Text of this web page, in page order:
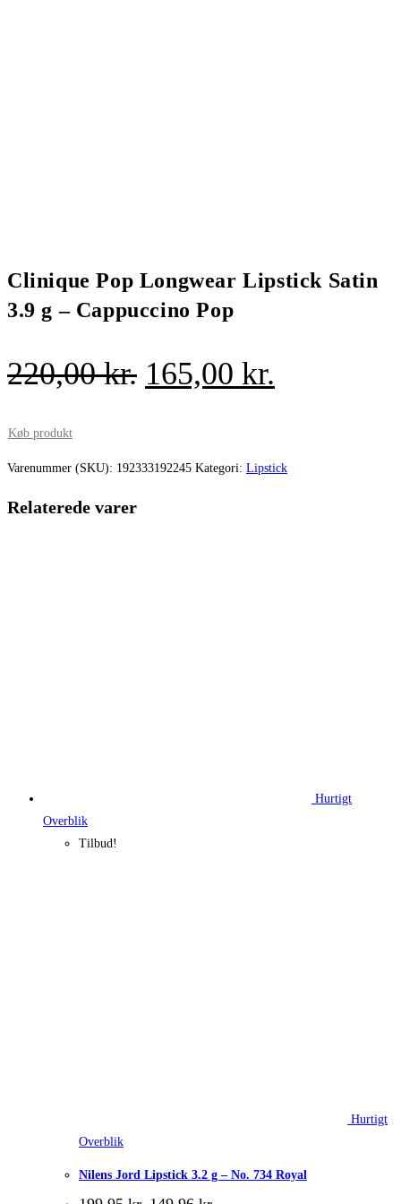
Clinique Pop Longwear Lipstick Satin
3.9 g – Cappuccino Pop
220,00kr. Den
var:
165,00 kr.
er:
Køb produkt
Varenummer (SKU): 192333192245 Kategori: Lipstick
Relaterede varer
Hurtigt
Overblik
Tilbud!
Hurtigt
Overblik
Nilens Jord Lipstick 3.2 g – No. 734 Royal